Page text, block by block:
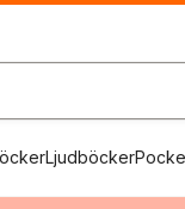
Ljudböcker